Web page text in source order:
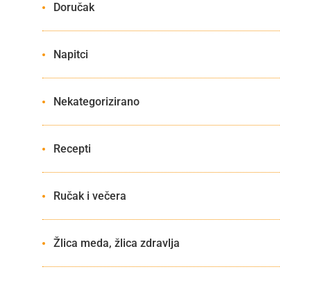
Doručak
Napitci
Nekategorizirano
Recepti
Ručak i večera
Žlica meda, žlica zdravlja